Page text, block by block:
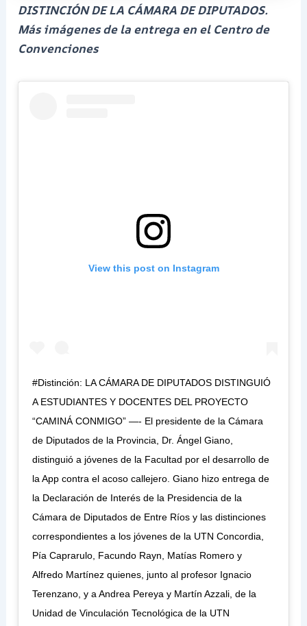
DISTINCIÓN DE LA CÁMARA DE DIPUTADOS.
Más imágenes de la entrega en el Centro de
Convenciones
View this post on Instagram
#Distinción: LA CÁMARA DE DIPUTADOS DISTINGUIÓ
A ESTUDIANTES Y DOCENTES DEL PROYECTO
“CAMINÁ CONMIGO” —- El presidente de la Cámara
de Diputados de la Provincia, Dr. Ángel Giano,
distinguió a jóvenes de la Facultad por el desarrollo de
la App contra el acoso callejero. Giano hizo entrega de
la Declaración de Interés de la Presidencia de la
Cámara de Diputados de Entre Ríos y las distinciones
correspondientes a los jóvenes de la UTN Concordia,
Pía Caprarulo, Facundo Rayn, Matías Romero y
Alfredo Martínez quienes, junto al profesor Ignacio
Terenzano, y a Andrea Pereya y Martín Azzali, de la
Unidad de Vinculación Tecnológica de la UTN